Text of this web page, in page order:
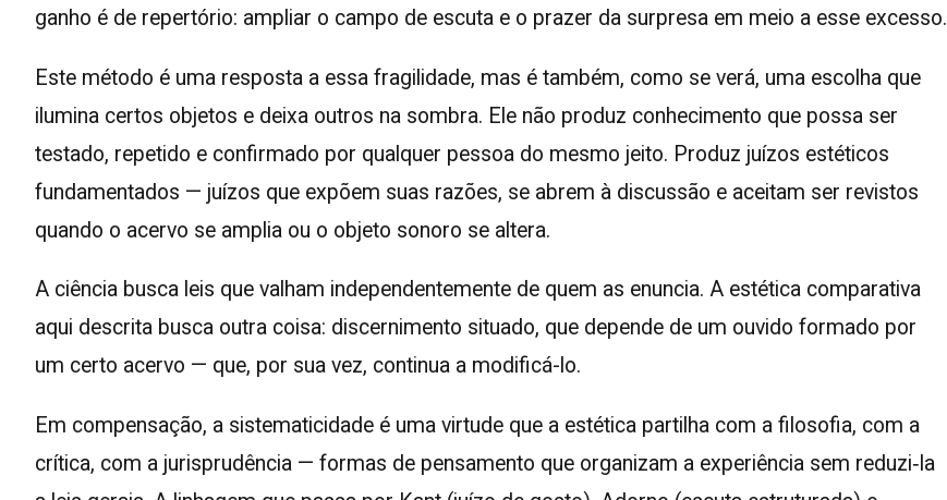
ganho é de repertório: ampliar o campo de escuta e o prazer da surpresa em meio a esse excesso.
Este método é uma resposta a essa fragilidade, mas é também, como se verá, uma escolha que
ilumina certos objetos e deixa outros na sombra. Ele não produz conhecimento que possa ser
testado, repetido e confirmado por qualquer pessoa do mesmo jeito. Produz juízos estéticos
fundamentados — juízos que expõem suas razões, se abrem à discussão e aceitam ser revistos
quando o acervo se amplia ou o objeto sonoro se altera.
A ciência busca leis que valham independentemente de quem as enuncia. A estética comparativa
aqui descrita busca outra coisa: discernimento situado, que depende de um ouvido formado por
um certo acervo — que, por sua vez, continua a modificá-lo.
Em compensação, a sistematicidade é uma virtude que a estética partilha com a filosofia, com a
crítica, com a jurisprudência — formas de pensamento que organizam a experiência sem reduzi‑la